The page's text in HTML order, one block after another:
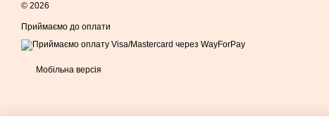
© 2026
Приймаємо до оплати
Мобільна версія